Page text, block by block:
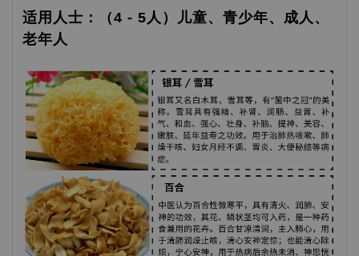
适用人士：（4 - 5人）儿童、青少年、成人、
老年人